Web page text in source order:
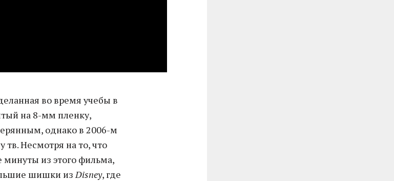
во время учебы в
на 8-мм пленку,
однако в 2006-м
тв. Несмотря на то, что
из этого фильма,
шишки из Disney, где